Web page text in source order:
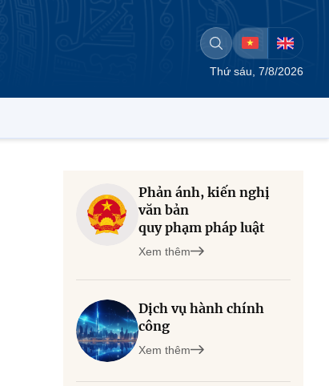
Thứ sáu, 7/8/2026
Phản ánh, kiến nghị
văn bản
quy phạm pháp luật
Xem thêm
Dịch vụ hành chính
công
Xem thêm